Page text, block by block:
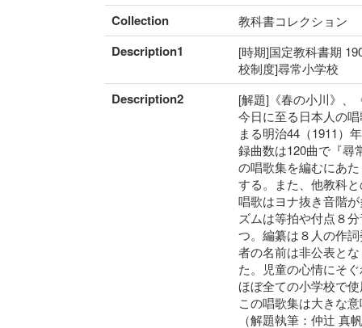
Collection 教科書コレクション
Description1
[時期]国定教科書期
校制度]尋常小学校
Description2
[解題]《春の小川》、
今日に至る日本人の
まる明治44（1911）
録曲数は120曲で『尋
の唱歌集を編むにあ
する。また、他教科
唱歌はヨナ抜き音階
ズムは等拍や付点８
つ。編纂は８人の作
者の名前は非公表と
た。児童の心情にそ
ほぼ全ての小学校で
この唱歌集は大きな
（解題執筆：仲辻 真